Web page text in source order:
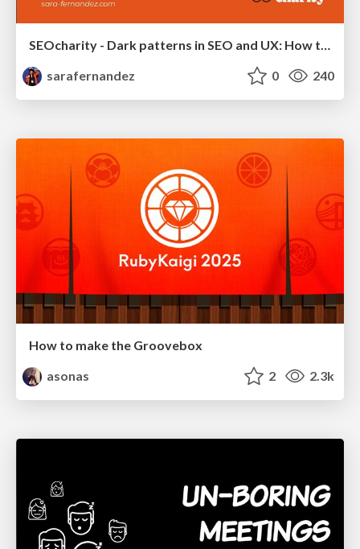
SEOcharity - Dark patterns in SEO and UX: How to avoid them and build a more ethical web
sarafernandez
0 240
How to make the Groovebox
asonas
2 2.3k